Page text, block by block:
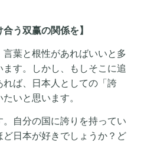
う双赢の関係を】
葉と根性があればいいと多
す。しかし、もしそこに追
ば、日本人としての「誇
いと思います。
自分の国に誇りを持ってい
ど日本が好きでしょうか？ど